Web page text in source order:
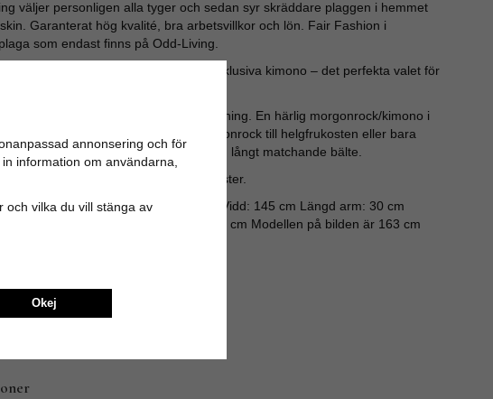
väljer personligen alla tyger och sedan syr skräddare plaggen i hemmet
Garanterat hög kvalité, bra arbetsvillkor och lön. Fair Fashion i
som endast finns på Odd-Living.
av elegans och tradition med vår exklusiva kimono – det perfekta valet för
- Röd blommig från Poppins Clothing. En härlig morgonrock/kimono i
att ha som kimono på stranden, morgonrock till helgfrukosten eller bara
överplagg. Fickor på varje sida och ett långt matchande bälte.
bomull. Färg: Röd med blomstermönster.
från axel till nedersta kant är 125 cm. Vidd: 145 cm Längd arm: 30 cm
cm. Längd bälte 217 cm Bredd bälte: 9 cm Modellen på bilden är 163 cm
annonsering och för
information om användarna,
och vilka du vill stänga av
Okej